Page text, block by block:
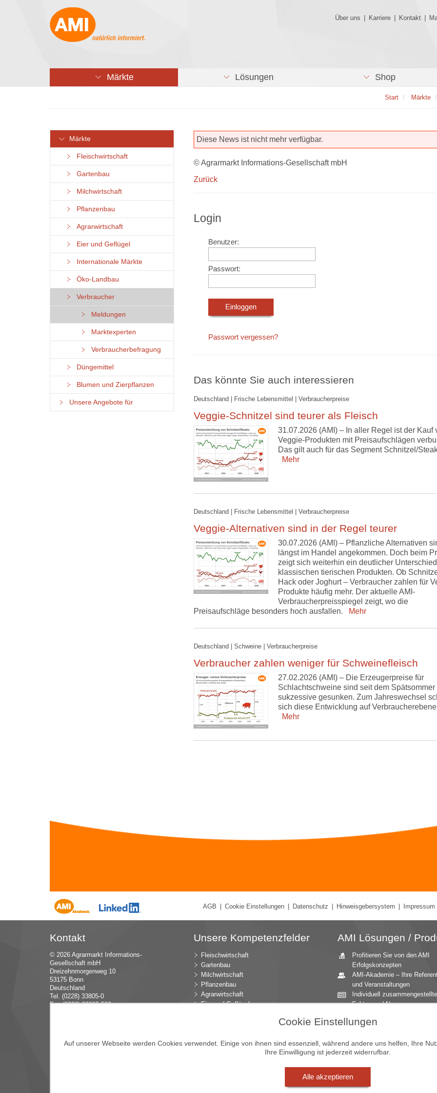
Über uns Karriere Kontakt
Märkte Lösungen Shop
Start Märkte
Märkte
Fleischwirtschaft
Gartenbau
Milchwirtschaft
Pflanzenbau
Agrarwirtschaft
Eier und Geflügel
Internationale Märkte
Öko-Landbau
Verbraucher
Meldungen
Marktexperten
Verbraucherbefragung
Düngemittel
Blumen und Zierpflanzen
Unsere Angebote für
Diese News ist nicht mehr verfügbar.
© Agrarmarkt Informations-Gesellschaft mbH
Zurück
Login
Benutzer:
Passwort:
Passwort vergessen?
Das könnte Sie auch interessieren
Deutschland | Frische Lebensmittel | Verbraucherpreise
Veggie-Schnitzel sind teurer als Fleisch
31.07.2026 (AMI) – In aller Regel ist der Kauf
Veggie-Produkten mit Preisaufschlägen
Das gilt auch für das Segment Schnitzel/
Mehr
Deutschland | Frische Lebensmittel | Verbraucherpreise
Veggie-Alternativen sind in der Regel teurer
30.07.2026 (AMI) – Pflanzliche Alternativen
längst im Handel angekommen. Doch beim
zeigt sich weiterhin ein deutlicher
klassischen tierischen Produkten. Ob
Hack oder Joghurt – Verbraucher zahlen für
Produkte häufig mehr. Der aktuelle AMI-
Verbraucherpreisspiegel zeigt, wo die
Preisaufschläge besonders hoch ausfallen.
Mehr
Deutschland | Schweine | Verbraucherpreise
Verbraucher zahlen weniger für Schweinefleisch
27.02.2026 (AMI) – Die Erzeugerpreise für
Schlachtschweine sind seit dem Spätsommer
sukzessive gesunken. Zum Jahreswechsel
sich diese Entwicklung auf
Mehr
AGB | Cookie Einstellungen | Datenschutz | Hinweisgebersystem | Impressum
Kontakt
© 2026 Agrarmarkt Informations-
Gesellschaft mbH
Dreizehnmorgenweg 10
53175 Bonn
Deutschland
Tel. (0228) 33805-0
Fax (0228) 33805-592
Unsere Kompetenzfelder
Fleischwirtschaft
Gartenbau
Milchwirtschaft
Pflanzenbau
Agrarwirtschaft
Eier und Geflügel
Düngemittel
Blumen und Zierpflanzen
AMI Lösungen /
Profitieren Sie von den AMI
Erfolgskonzepten
AMI-Akademie – Ihre
und Veranstaltungen
Individuell zusammengestellte
Fakten und News
Marktexperten
einen umfangreichen
Jahrbücher – einzigartige
Cookie Einstellungen
Auf unserer Webseite werden Cookies verwendet. Einige von ihnen sind essenziell, während andere uns helfen, Ihre
Ihre Einwilligung ist jederzeit widerrufbar.
Alle akzeptieren